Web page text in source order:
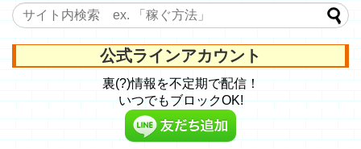
公式ラインアカウント
裏(?)情報を不定期で配信！
いつでもブロックOK!